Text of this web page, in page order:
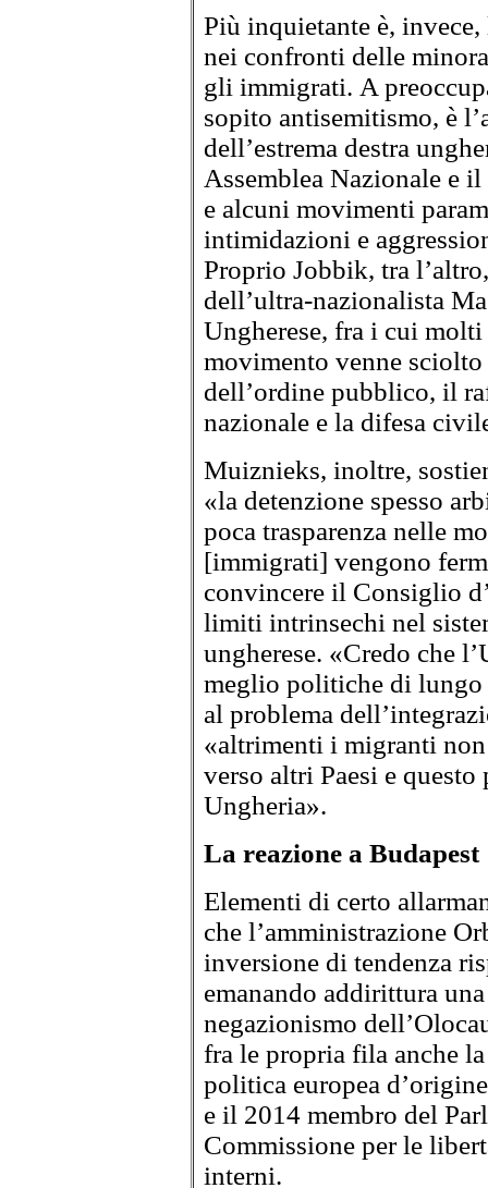
Più inquietante è,
nei confronti delle
gli immigrati. A
sopito antisemitismo, è
dell’estrema destra
Assemblea Nazionale e
e alcuni movimenti
intimidazioni e
Proprio Jobbik, tra
dell’ultra-nazionalista
Ungherese, fra i cui
movimento venne
dell’ordine pubblico, il
nazionale e la difesa
Muiznieks, inoltre,
«la detenzione spesso
poca trasparenza nelle
[immigrati] vengono
convincere il Consiglio
limiti intrinsechi nel
ungherese. «Credo che
meglio politiche di lungo
al problema
«altrimenti i migranti non
verso altri Paesi e
Ungheria».
La reazione a Budapest
Elementi di certo
che l’amministrazione
inversione di tendenza
emanando addirittura
negazionismo
fra le propria fila anche
politica europea
e il 2014 membro del
Commissione per le
interni.